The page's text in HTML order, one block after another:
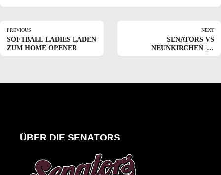
PREVIOUS
SOFTBALL LADIES LADEN
ZUM HOME OPENER
NEXT
SENATORS VS
NEUNKIRCHEN | 2.
ÜBER DIE SENATORS